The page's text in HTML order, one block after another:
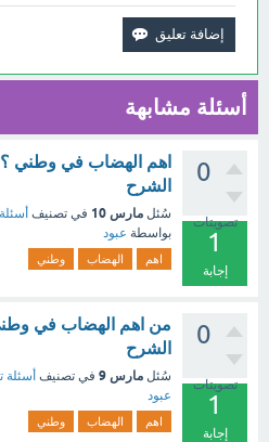
أسئلة مشابهة
0
تصويتات
1
إجابة
اهم الهضاب في وطني
الشرح
سُئل مارس 10 في تصنيف
بواسطة عبود
اهم الهضاب وطني
0
تصويتات
1
إجابة
من اهم الهضاب في
الشرح
سُئل مارس 9 في تصنيف أسئلة
عبود
اهم الهضاب وطني